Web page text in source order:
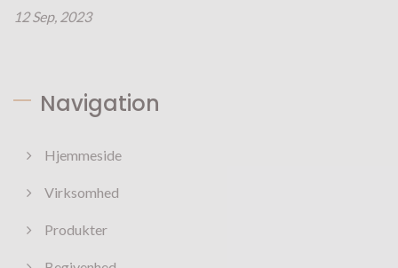
12 Sep, 2023
Navigation
Hjemmeside
Virksomhed
Produkter